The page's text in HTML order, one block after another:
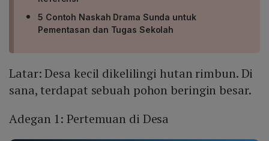
5 Contoh Naskah Drama Sunda untuk
Pementasan dan Tugas Sekolah
Latar: Desa kecil dikelilingi hutan rimbun. Di
sana, terdapat sebuah pohon beringin besar.
Adegan 1: Pertemuan di Desa